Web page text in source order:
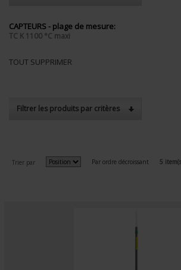
CAPTEURS - plage de mesure:
TC K 1100 °C maxi
TOUT SUPPRIMER
Filtrer les produits par critères
Trier par Par ordre décroissant 5